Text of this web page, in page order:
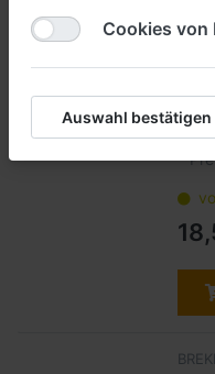
Art.-
*
Cookies
Auswahl bestätigen